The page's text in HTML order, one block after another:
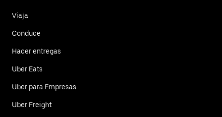
Viaja
Conduce
Hacer entregas
Uber Eats
Uber para Empresas
Uber Freight